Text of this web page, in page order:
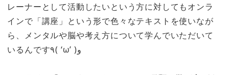
レーナーとして活動したいという方に対してもオンラ
インで「講座」という形で色々なテキストを使いなが
ら、メンタルや脳や考え方について学んでいただいて
いるんです٩( ‘ω’ )و